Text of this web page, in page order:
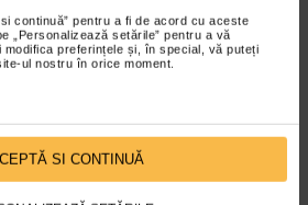
continuă” pentru a fi de acord cu aceste
„Personalizează setările” pentru a vă
modifica preferințele și, în special, vă puteți
ul nostru în orice moment.
SI CONTINUĂ